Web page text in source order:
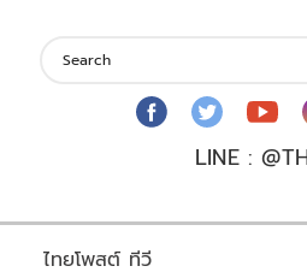
LINE :
ไทยโพสต์ ทีวี